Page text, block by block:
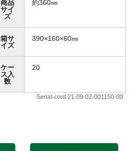
商品
サイ
ズ
約360㎜
箱サ
イズ
390×160×60㎜
ケー
ス入
数
20
Serial-cord 21-09-02-001150-00